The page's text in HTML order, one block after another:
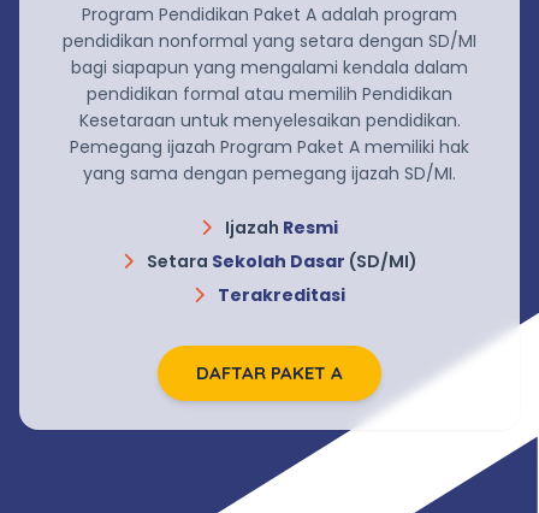
Program Pendidikan Paket A adalah program
pendidikan nonformal yang setara dengan SD/MI
bagi siapapun yang mengalami kendala dalam
pendidikan formal atau memilih Pendidikan
Kesetaraan untuk menyelesaikan pendidikan.
Pemegang ijazah Program Paket A memiliki hak
yang sama dengan pemegang ijazah SD/MI.
Ijazah Resmi
Setara Sekolah Dasar (SD/MI)
Terakreditasi
DAFTAR PAKET A